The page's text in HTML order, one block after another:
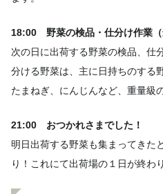
18:00 野菜の検品・仕分け作業（
次の日に出荷する野菜の検品、仕
分ける野菜は、主に日持ちのする
たまねぎ、にんじんなど、重量級
21:00 おつかれさまでした！
明日出荷する野菜も集まってきた
り！これにて出荷場の１日が終わ